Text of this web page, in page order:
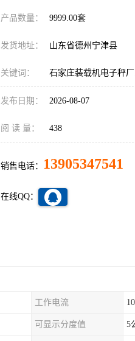
产品数量： 9999.00套
发货地址： 山东省德州宁津县
关键词： 石家庄装载机电子秤
发布日期： 2026-08-07
阅 读 量： 438
销售电话： 13905347541
在线QQ：
工作电流
可显示分度值 5